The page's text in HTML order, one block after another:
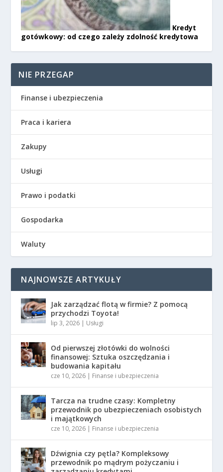
Kredyt
gotówkowy: od czego zależy zdolność kredytowa
NIE PRZEGAP
Finanse i ubezpieczenia
Praca i kariera
Zakupy
Usługi
Prawo i podatki
Gospodarka
Waluty
NAJNOWSZE ARTYKUŁY
Jak zarządzać flotą w firmie? Z pomocą
przychodzi Toyota!
lip 3, 2026 | Usługi
Od pierwszej złotówki do wolności
finansowej: Sztuka oszczędzania i
budowania kapitału
cze 10, 2026 | Finanse i ubezpieczenia
Tarcza na trudne czasy: Kompletny
przewodnik po ubezpieczeniach osobistych
i majątkowych
cze 10, 2026 | Finanse i ubezpieczenia
Dźwignia czy pętla? Kompleksowy
przewodnik po mądrym pożyczaniu i